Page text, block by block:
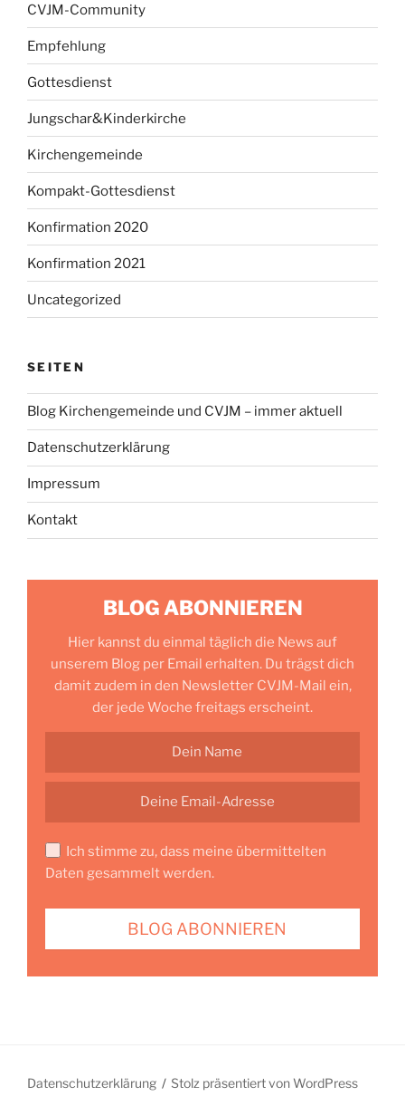
CVJM-Community
Empfehlung
Gottesdienst
Jungschar&Kinderkirche
Kirchengemeinde
Kompakt-Gottesdienst
Konfirmation 2020
Konfirmation 2021
Uncategorized
SEITEN
Blog Kirchengemeinde und CVJM – immer aktuell
Datenschutzerklärung
Impressum
Kontakt
BLOG ABONNIEREN
Hier kannst du einmal täglich die News auf
unserem Blog per Email erhalten. Du trägst dich
damit zudem in den Newsletter CVJM-Mail ein,
der jede Woche freitags erscheint.
Ich stimme zu, dass meine übermittelten
Daten gesammelt werden.
Datenschutzerklärung Stolz präsentiert von WordPress